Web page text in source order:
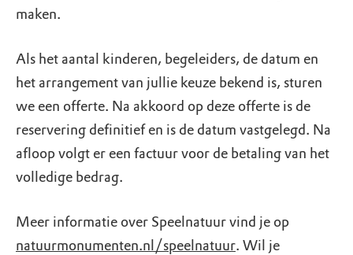
maken.
Als het aantal kinderen, begeleiders, de datum en
het arrangement van jullie keuze bekend is, sturen
we een offerte. Na akkoord op deze offerte is de
reservering definitief en is de datum vastgelegd. Na
afloop volgt er een factuur voor de betaling van het
volledige bedrag.
Meer informatie over Speelnatuur vind je op
natuurmonumenten.nl/speelnatuur. Wil je